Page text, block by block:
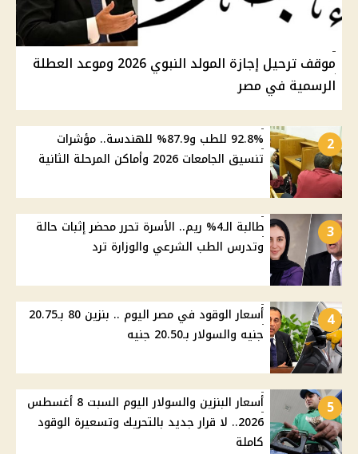
موقف ترحيل إجازة المولد النبوي 2026 وموعد العطلة
الرسمية في مصر
2
92.8% للطب و87.9% للهندسة.. مؤشرات
تنسيق الجامعات 2026 وأماكن المرحلة الثانية
3
طالبة الـ4% ريم.. الأسرة تحرر محضر إثبات حالة
وتدرس الطب الشرعي والوزارة ترد
4
أسعار الوقود في مصر اليوم .. بنزين 80 بـ20.75
جنيه والسولار بـ20.50 جنيه
5
أسعار البنزين والسولار اليوم السبت 8 أغسطس
2026.. لا قرار جديد بالتحريك وتسعيرة الوقود
كاملة